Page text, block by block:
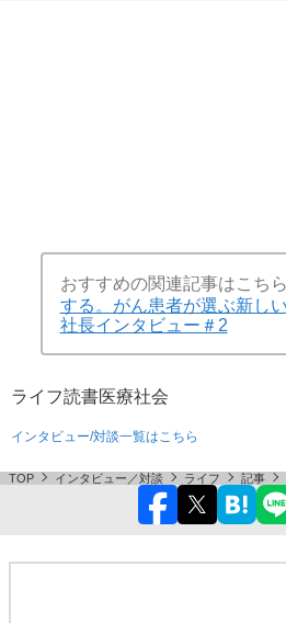
おすすめの関連記事はこちら
する。がん患者が選ぶ新し
社長インタビュー＃2
ライフ読書医療社会
インタビュー/対談一覧はこちら
TOP インタビュー／対談 ライフ 記事